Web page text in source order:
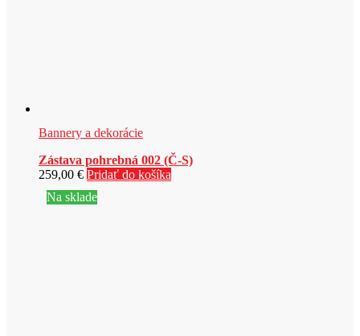
Bannery a dekorácie
Zástava pohrebná 002 (Č-S)
259,00 € Pridať do košíka
Na sklade